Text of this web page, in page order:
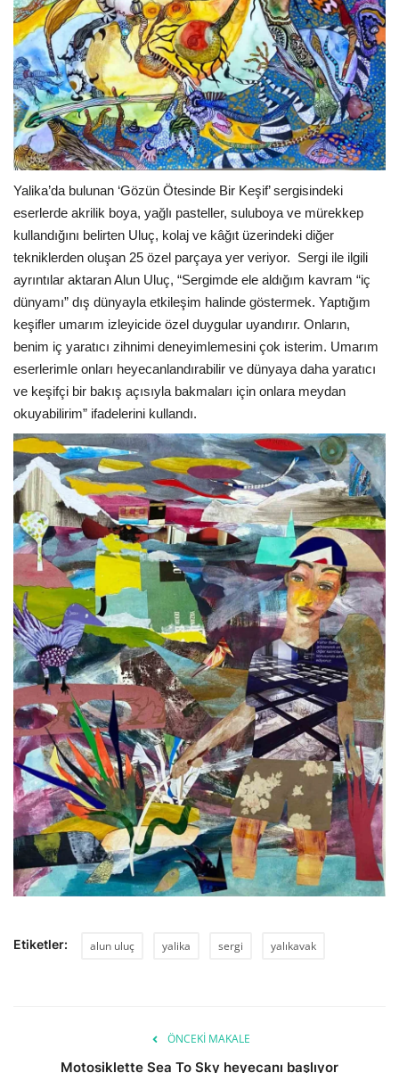
Yalika’da bulunan ‘Gözün Ötesinde Bir Keşif’ sergisindeki
eserlerde akrilik boya, yağlı pasteller, suluboya ve mürekkep
kullandığını belirten Uluç, kolaj ve kâğıt üzerindeki diğer
tekniklerden oluşan 25 özel parçaya yer veriyor. Sergi ile ilgili
ayrıntılar aktaran Alun Uluç, “Sergimde ele aldığım kavram “iç
dünyamı” dış dünyayla etkileşim halinde göstermek. Yaptığım
keşifler umarım izleyicide özel duygular uyandırır. Onların,
benim iç yaratıcı zihnimi deneyimlemesini çok isterim. Umarım
eserlerimle onları heyecanlandırabilir ve dünyaya daha yaratıcı
ve keşifçi bir bakış açısıyla bakmaları için onlara meydan
okuyabilirim” ifadelerini kullandı.
Etiketler: alun uluç yalika sergi yalıkavak
ÖNCEKI MAKALE
Motosiklette Sea To Sky heyecanı başlıyor